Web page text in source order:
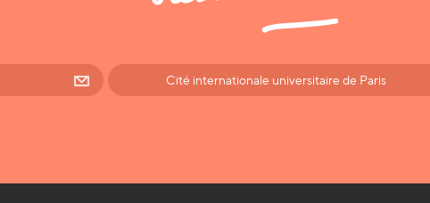
Cité internationale universitaire de Paris